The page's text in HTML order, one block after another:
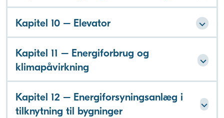
Kapitel 10 – Elevator
Kapitel 11 – Energiforbrug og
klimapåvirkning
Kapitel 12 – Energiforsyningsanlæg i
tilknytning til bygninger